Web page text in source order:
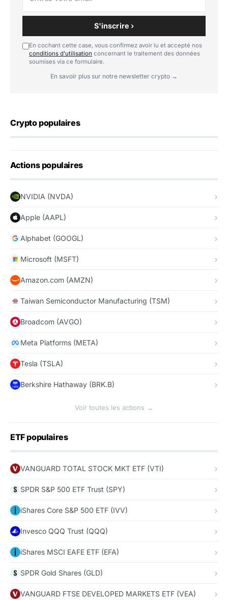
S'inscrire ›
En cochant cette case, vous confirmez avoir lu et accepté nos
conditions d'utilisation concernant le traitement des données
soumises via ce formulaire.
En savoir plus sur notre newsletter crypto →
Crypto populaires
Actions populaires
NVIDIA (NVDA)
Apple (AAPL)
Alphabet (GOOGL)
Microsoft (MSFT)
Amazon.com (AMZN)
Taiwan Semiconductor Manufacturing (TSM)
Broadcom (AVGO)
Meta Platforms (META)
Tesla (TSLA)
Berkshire Hathaway (BRK.B)
Voir toutes les actions →
ETF populaires
VANGUARD TOTAL STOCK MKT ETF (VTI)
SPDR S&P 500 ETF Trust (SPY)
iShares Core S&P 500 ETF (IVV)
Invesco QQQ Trust (QQQ)
iShares MSCI EAFE ETF (EFA)
SPDR Gold Shares (GLD)
VANGUARD FTSE DEVELOPED MARKETS ETF (VEA)